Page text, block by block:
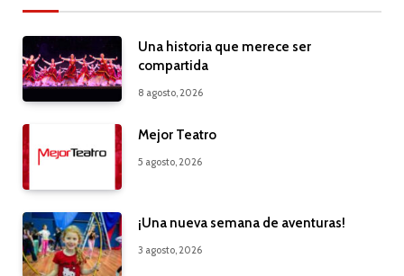
Una historia que merece ser
compartida
8 agosto, 2026
Mejor Teatro
5 agosto, 2026
¡Una nueva semana de aventuras!
3 agosto, 2026